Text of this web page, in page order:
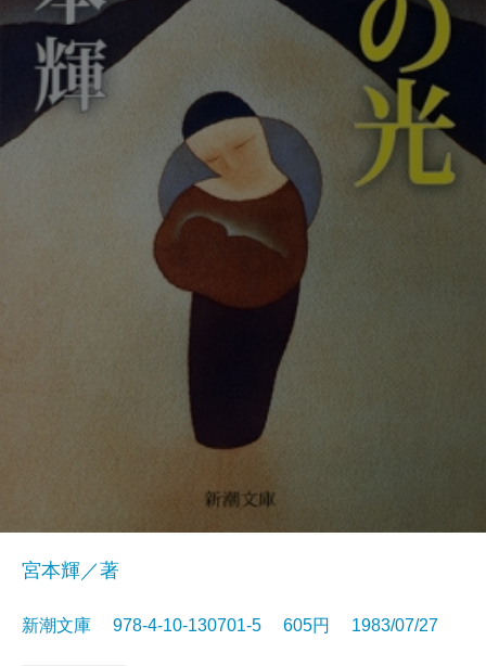
宮本輝／著
新潮文庫 978-4-10-130701-5 605円 1983/07/27